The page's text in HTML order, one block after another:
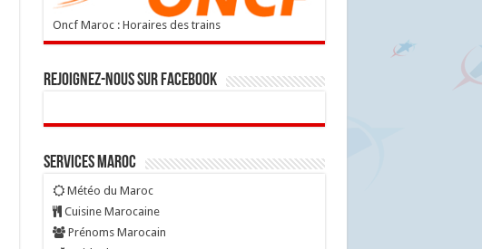
Oncf Maroc : Horaires des trains
Rejoignez-nous sur Facebook
Services Maroc
Météo du Maroc
Cuisine Marocaine
Prénoms Marocain